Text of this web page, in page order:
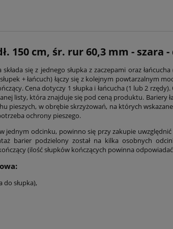
150 cm, śr. rur 60,3 mm - szara
się z jednego słupka z zaczepami oraz
+ łańcuch) łączy się z kolejnym powtarzalnym
Cena dotyczy 1 słupka i łańcucha (1 lub 2
listy, która znajduje się pod ceną produktu. Bariery
pieszych, w obrębie skrzyżowań, na których
ochrony pieszego.
jednym odcinku, powinno się przy zakupie
barier podzielony został na kilka osobnych
(ilość słupków kończących powinna
do słupka),